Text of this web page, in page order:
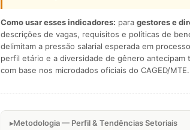
Como usar esses indicadores: para gestores e
descrições de vagas, requisitos e políticas de
delimitam a pressão salarial esperada em
perfil etário e a diversidade de gênero
com base nos microdados oficiais do CAGED/MTE.
Metodologia — Perfil & Tendências Setoriais